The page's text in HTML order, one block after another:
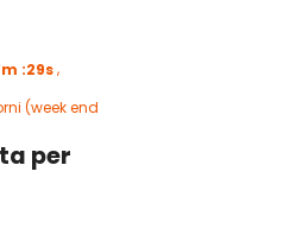
:28s,
(week end
per